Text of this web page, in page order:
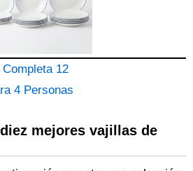
Completa 12
4 Personas
mejores vajillas de